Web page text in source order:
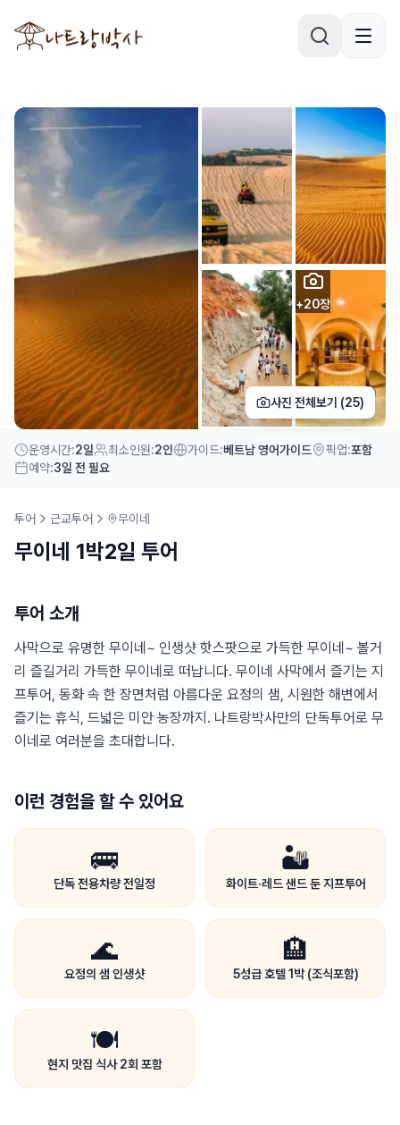
+20장
사진 전체보기 (25)
운영시간:2일 최소인원:2인 가이드:베트남 영어가이드 픽업:포함
예약:3일 전 필요
투어 근교투어 무이네
무이네 1박2일 투어
투어 소개
사막으로 유명한 무이네~ 인생샷 핫스팟으로 가득한 무이네~ 볼거
리 즐길거리 가득한 무이네로 떠납니다. 무이네 사막에서 즐기는 지
프투어, 동화 속 한 장면처럼 아름다운 요정의 샘, 시원한 해변에서
즐기는 휴식, 드넓은 미안 농장까지. 나트랑박사만의 단독투어로 무
이네로 여러분을 초대합니다.
이런 경험을 할 수 있어요
🚌
단독 전용차량 전일정
🏜
화이트·레드 샌드 둔 지프투어
🌊
요정의 샘 인생샷
🏨
5성급 호텔 1박 (조식포함)
🍽
현지 맛집 식사 2회 포함